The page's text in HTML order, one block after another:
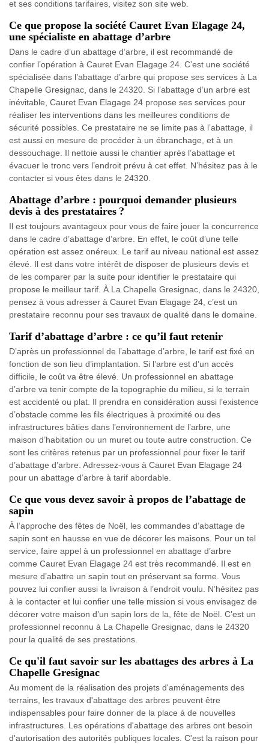
et ses conditions tarifaires, visitez son site web.
Ce que propose la société Cauret Evan Elagage 24,
une spécialiste en abattage d’arbre
Dans le cadre d’un abattage d’arbre, il est recommandé de
confier l’opération à Cauret Evan Elagage 24. C’est une société
spécialisée dans l’abattage d’arbre qui propose ses services à La
Chapelle Gresignac, dans le 24320. Si l’abattage d’un arbre est
inévitable, Cauret Evan Elagage 24 propose ses services pour
réaliser les interventions dans les meilleures conditions de
sécurité possibles. Ce prestataire ne se limite pas à l’abattage, il
est aussi en mesure de procéder à un ébranchage, et à un
dessouchage. Il nettoie aussi le chantier après l’abattage et
évacuer le tronc vers l’endroit prévu à cet effet. N’hésitez pas à le
contacter si vous êtes dans le 24320.
Abattage d’arbre : pourquoi demander plusieurs
devis à des prestataires ?
Il est toujours avantageux pour vous de faire jouer la concurrence
dans le cadre d’abattage d’arbre. En effet, le coût d’une telle
opération est assez onéreux. Le tarif au niveau national est assez
élevé. Il est dans votre intérêt de disposer de plusieurs devis et
de les comparer par la suite pour identifier le prestataire qui
propose le meilleur tarif. À La Chapelle Gresignac, dans le 24320,
pensez à vous adresser à Cauret Evan Elagage 24, c’est un
prestataire reconnu pour ses travaux de qualité dans le domaine.
Tarif d’abattage d’arbre : ce qu’il faut retenir
D’après un professionnel de l’abattage d’arbre, le tarif est fixé en
fonction de son lieu d’implantation. Si l’arbre est d’un accès
difficile, le coût va être élevé. Un professionnel en abattage
d’arbre va tenir compte de la topographie du milieu, si le terrain
est accidenté ou plat. Il prendra en considération aussi l’existence
d’obstacle comme les fils électriques à proximité ou des
infrastructures bâties dans l’environnement de l’arbre, une
maison d’habitation ou un muret ou toute autre construction. Ce
sont les critères retenus par un professionnel pour fixer le tarif
d’abattage d’arbre. Adressez-vous à Cauret Evan Elagage 24
pour un abattage d’arbre à tarif abordable.
Ce que vous devez savoir à propos de l’abattage de
sapin
À l’approche des fêtes de Noël, les commandes d’abattage de
sapin sont en hausse en vue de décorer les maisons. Pour un tel
service, faire appel à un professionnel en abattage d’arbre
comme Cauret Evan Elagage 24 est très recommandé. Il est en
mesure d’abattre un sapin tout en préservant sa forme. Vous
pouvez lui confier aussi la livraison à l’endroit voulu. N’hésitez pas
à le contacter et lui confier une telle mission si vous envisagez de
décorer votre maison d’un sapin lors de la, fête de Noël. C’est un
professionnel reconnu à La Chapelle Gresignac, dans le 24320
pour la qualité de ses prestations.
Ce qu'il faut savoir sur les abattages des arbres à La
Chapelle Gresignac
Au moment de la réalisation des projets d'aménagements des
terrains, les travaux d'abattage des arbres peuvent être
indispensables pour faire donner de la place à de nouvelles
infrastructures. Les opérations d'abattage des arbres ont besoin
d'autorisation des autorités publiques locales. C'est la raison pour